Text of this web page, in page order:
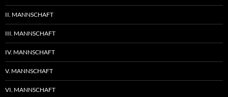
II. MANNSCHAFT
III. MANNSCHAFT
IV. MANNSCHAFT
V. MANNSCHAFT
VI. MANNSCHAFT